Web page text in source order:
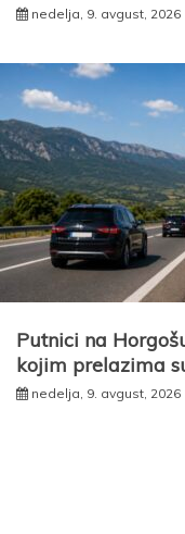
nedelja, 9. avgust, 2026
Putnici na
kojim prelazima
nedelja, 9. avgust, 2026